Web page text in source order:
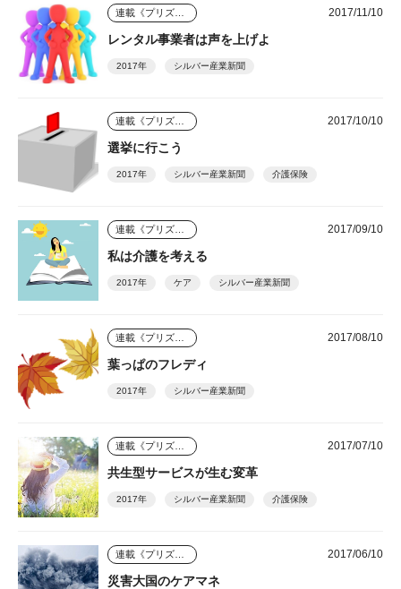
2017/11/10
レンタル事業者は声を上げよ
2017年 シルバー産業新聞
2017/10/10
選挙に行こう
2017年 シルバー産業新聞 介護保険
2017/09/10
私は介護を考える
2017年 ケア シルバー産業新聞
2017/08/10
葉っぱのフレディ
2017年 シルバー産業新聞
2017/07/10
共生型サービスが生む変革
2017年 シルバー産業新聞 介護保険
2017/06/10
災害大国のケアマネ